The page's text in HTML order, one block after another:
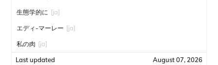
生態学的に [ja]
エディ-マーレー [ja]
私の肉 [ja]
Last updated August 07, 2026